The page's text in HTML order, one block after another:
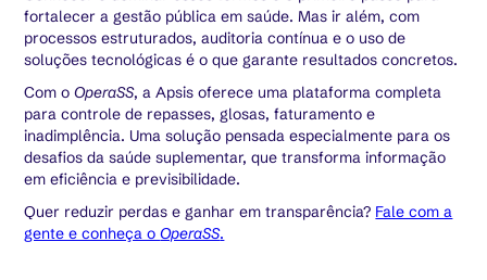
fortalecer a gestão pública em saúde. Mas ir além, com
processos estruturados, auditoria contínua e o uso de
soluções tecnológicas é o que garante resultados concretos.
Com oOperaSS, a Apsis oferece uma plataforma completa
para controle de repasses, glosas, faturamento e
inadimplência. Uma solução pensada especialmente para os
desafios da saúde suplementar, que transforma informação
em eficiência e previsibilidade.
Quer reduzir perdas e ganhar em transparência? Fale com a
gente e conheça oOperaSS.